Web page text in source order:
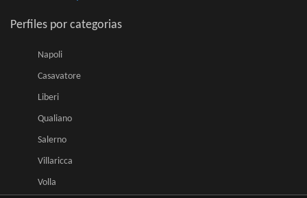
Perfiles por categorias
Napoli
Casavatore
Liberi
Qualiano
Salerno
Villaricca
Volla